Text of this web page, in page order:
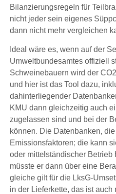
Bilanzierungsregeln für
nicht jeder sein eigenes
dann nicht mehr vergleichen
Ideal wäre es, wenn auf der
Umweltbundesamtes offiziell
Schweinebauern wird der
und hier ist das Tool dazu,
dahinterliegender
KMU dann gleichzeitig auch
zugelassen sind und bei der
können. Die Datenbanken,
Emissionsfaktoren; die kann
oder mittelständischer Betrieb
müsste er dann über eine
gleiche gilt für die LksG-
in der Lieferkette, das ist